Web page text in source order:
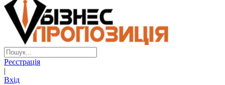
Реєстрація
|
Вхід